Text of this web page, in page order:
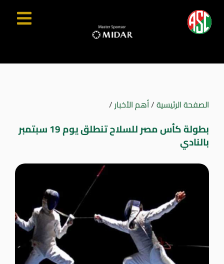
الصفحة الرئيسية/أهم الأخبار/
بطولة كأس مصر للسلاح تنطلق يوم 19 سبتمبر
بالنادي